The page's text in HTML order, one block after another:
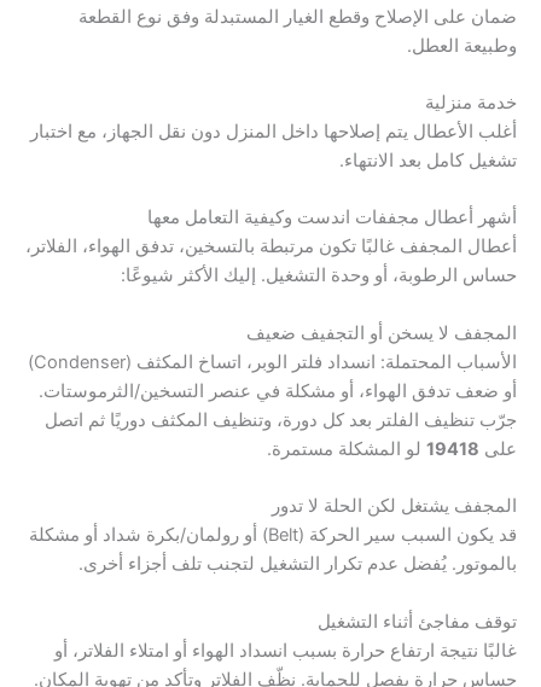
ضمان على الإصلاح وقطع الغيار المستبدلة وفق نوع القطعة
وطبيعة العطل.
خدمة منزلية
أغلب الأعطال يتم إصلاحها داخل المنزل دون نقل الجهاز، مع اختبار
تشغيل كامل بعد الانتهاء.
أشهر أعطال مجففات اندست وكيفية التعامل معها
أعطال المجفف غالبًا تكون مرتبطة بالتسخين، تدفق الهواء، الفلاتر،
حساس الرطوبة، أو وحدة التشغيل. إليك الأكثر شيوعًا:
المجفف لا يسخن أو التجفيف ضعيف
الأسباب المحتملة: انسداد فلتر الوبر، اتساخ المكثف (Condenser)
أو ضعف تدفق الهواء، أو مشكلة في عنصر التسخين/الثرموستات.
جرّب تنظيف الفلتر بعد كل دورة، وتنظيف المكثف دوريًا ثم اتصل
على 19418 لو المشكلة مستمرة.
المجفف يشتغل لكن الحلة لا تدور
قد يكون السبب سير الحركة (Belt) أو رولمان/بكرة شداد أو مشكلة
بالموتور. يُفضل عدم تكرار التشغيل لتجنب تلف أجزاء أخرى.
توقف مفاجئ أثناء التشغيل
غالبًا نتيجة ارتفاع حرارة بسبب انسداد الهواء أو امتلاء الفلاتر، أو
حساس حرارة يفصل للحماية. نظّف الفلاتر وتأكد من تهوية المكان.